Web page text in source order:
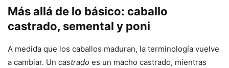
Más allá de lo básico: caballo
castrado, semental y poni
A medida que los caballos maduran, la terminología vuelve
a cambiar. Un castrado es un macho castrado, mientras